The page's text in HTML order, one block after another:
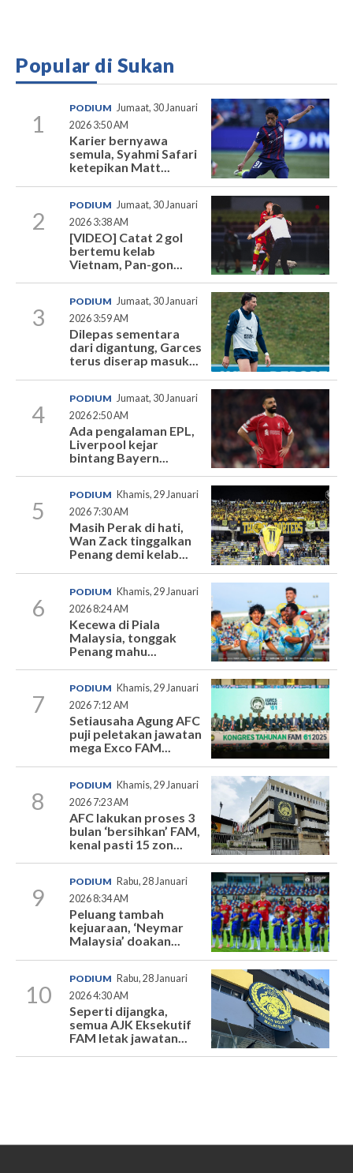
Popular di Sukan
1
PODIUM Jumaat, 30 Januari
2026 3:50 AM
Karier bernyawa
semula, Syahmi Safari
ketepikan Matt...
2
PODIUM Jumaat, 30 Januari
2026 3:38 AM
[VIDEO] Catat 2 gol
bertemu kelab
Vietnam, Pan-gon...
3
PODIUM Jumaat, 30 Januari
2026 3:59 AM
Dilepas sementara
dari digantung, Garces
terus diserap masuk...
4
PODIUM Jumaat, 30 Januari
2026 2:50 AM
Ada pengalaman EPL,
Liverpool kejar
bintang Bayern...
5
PODIUM Khamis, 29 Januari
2026 7:30 AM
Masih Perak di hati,
Wan Zack tinggalkan
Penang demi kelab...
6
PODIUM Khamis, 29 Januari
2026 8:24 AM
Kecewa di Piala
Malaysia, tonggak
Penang mahu...
7
PODIUM Khamis, 29 Januari
2026 7:12 AM
Setiausaha Agung AFC
puji peletakan jawatan
mega Exco FAM...
8
PODIUM Khamis, 29 Januari
2026 7:23 AM
AFC lakukan proses 3
bulan ‘bersihkan’ FAM,
kenal pasti 15 zon...
9
PODIUM Rabu, 28 Januari
2026 8:34 AM
Peluang tambah
kejuaraan, ‘Neymar
Malaysia’ doakan...
10
PODIUM Rabu, 28 Januari
2026 4:30 AM
Seperti dijangka,
semua AJK Eksekutif
FAM letak jawatan...